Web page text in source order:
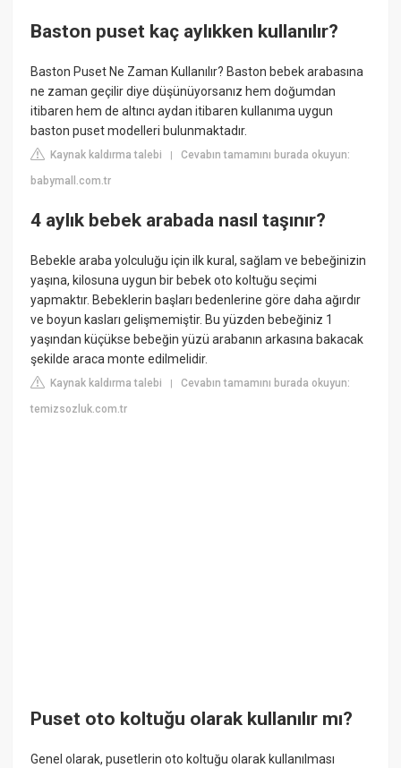
Baston puset kaç aylıkken kullanılır?
Baston Puset Ne Zaman Kullanılır? Baston bebek arabasına
ne zaman geçilir diye düşünüyorsanız hem doğumdan
itibaren hem de altıncı aydan itibaren kullanıma uygun
baston puset modelleri bulunmaktadır.
Kaynak kaldırma talebi |Cevabın tamamını burada okuyun:
babymall.com.tr
4 aylık bebek arabada nasıl taşınır?
Bebekle araba yolculuğu için ilk kural, sağlam ve bebeğinizin
yaşına, kilosuna uygun bir bebek oto koltuğu seçimi
yapmaktır. Bebeklerin başları bedenlerine göre daha ağırdır
ve boyun kasları gelişmemiştir. Bu yüzden bebeğiniz 1
yaşından küçükse bebeğin yüzü arabanın arkasına bakacak
şekilde araca monte edilmelidir.
Kaynak kaldırma talebi |Cevabın tamamını burada okuyun:
temizsozluk.com.tr
Puset oto koltuğu olarak kullanılır mı?
Genel olarak, pusetlerin oto koltuğu olarak kullanılması